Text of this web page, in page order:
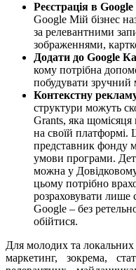
Реєстрація в Google
Google Мій бізнес
за релевантними
зображеннями,
Додати до Google
кому потрібна
побудувати зручний
Контекстну
структури можуть
Grants, яка щомісяця
на своїй
представник фонду
умови програми.
можна у
цьому потрібно
розраховувати лише
Google – без
обійтися.
Для молодих та локальних
маркетинг, зокрема,